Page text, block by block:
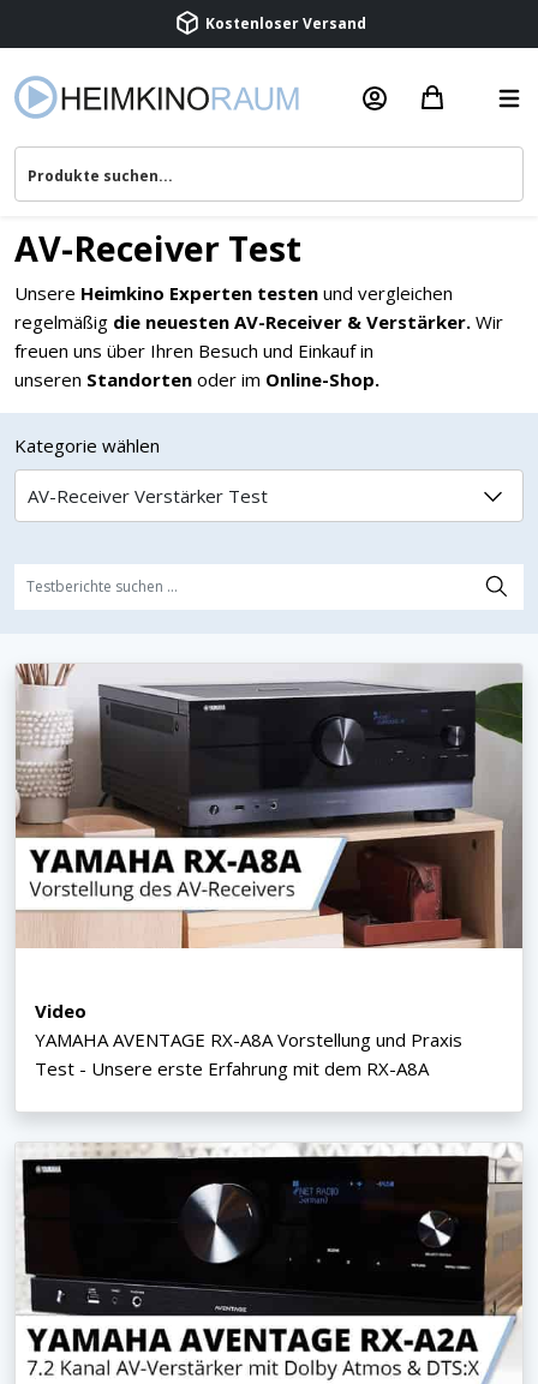
Kostenloser Versand
Beratung & Service
AV-Receiver Test
Unsere Heimkino Experten testen und vergleichen
regelmäßig die neuesten AV-Receiver & Verstärker. Wir
freuen uns über Ihren Besuch und Einkauf in
unseren Standorten oder im Online-Shop.
Kategorie wählen
Video
YAMAHA AVENTAGE RX-A8A Vorstellung und Praxis
Test - Unsere erste Erfahrung mit dem RX-A8A